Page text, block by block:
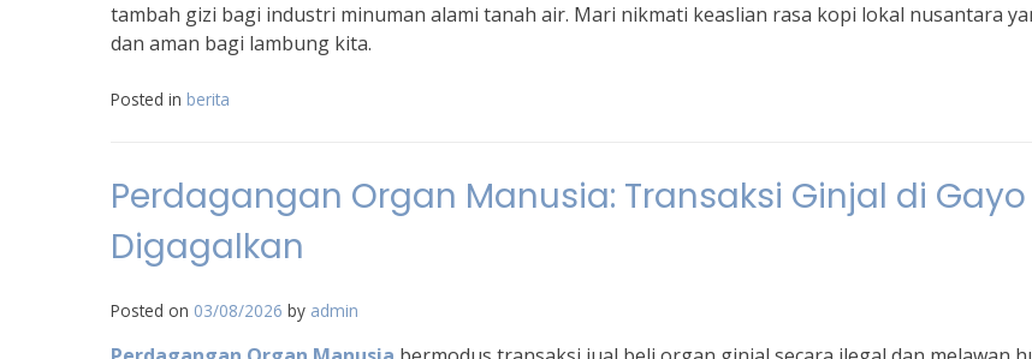
tambah gizi bagi industri minuman alami tanah air. Mari nikmati keaslian rasa kopi lokal nusantara
dan aman bagi lambung kita.
Posted in berita
Perdagangan Organ Manusia: Transaksi Ginjal di Gayo
Digagalkan
Posted on 03/08/2026 by admin